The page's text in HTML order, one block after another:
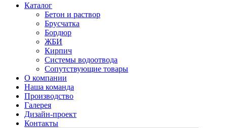
Каталог
Бетон и раствор
Брусчатка
Бордюр
ЖБИ
Кирпич
Системы водоотвода
Сопутствующие товары
О компании
Наша команда
Производство
Галерея
Дизайн-проект
Контакты